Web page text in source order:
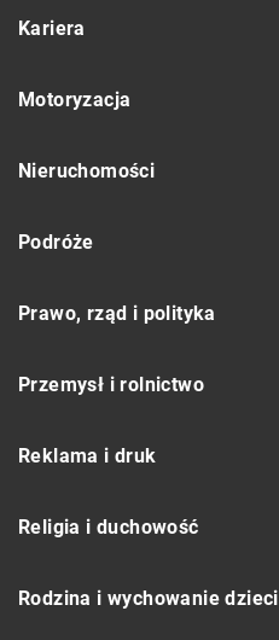
Kariera
Motoryzacja
Nieruchomości
Podróże
Prawo, rząd i polityka
Przemysł i rolnictwo
Reklama i druk
Religia i duchowość
Rodzina i wychowanie dzieci